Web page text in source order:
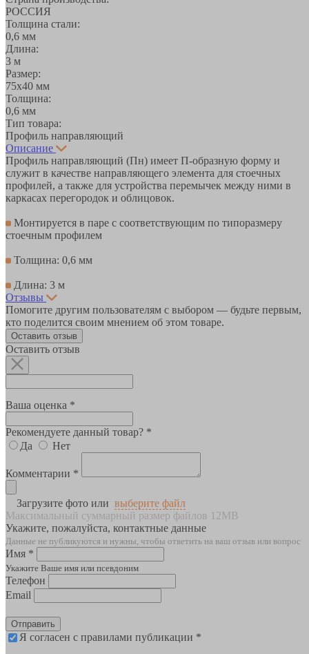
РОССИЯ
Толщина стали:
0,6 мм
Длина:
3 м
Размер:
75х40 мм
Толщина:
0,6 мм
Тип товара:
Профиль направляющий
Описание
Профиль направляющий (Пн) имеет П-образную форму и
служит в качестве направляющего элемента для стоечных
профилей, а также для устройства перемычек между ними в
каркасах перегородок и облицовок.
Монтируется в паре с соответствующим по типоразмеру
стоечным профилем
Толщина: 0,6 мм
Длина: 3 м
Отзывы
Помогите другим пользователям с выбором — будьте первым,
кто поделится своим мнением об этом товаре.
Оставить отзыв
Оставить отзыв
Ваша оценка *
Рекомендуете данный товар? *
Да
Нет
Комментарии *
Загрузите фото или выберите файл
Максимальный суммарный размер файлов 12MB
Укажите, пожалуйста, контактные данные
Данные не публикуются и нужны, чтобы ответить на ваш отзыв или вопрос
Имя *
Укажите Ваше имя или псевдоним
Телефон
Email
Отправить
Я согласен с правилами публикации *